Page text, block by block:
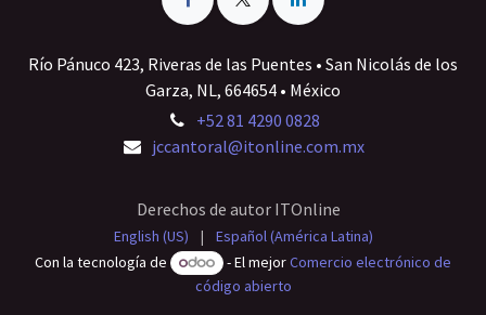
Río Pánuco 423, Riveras de las Puentes • San Nicolás de los
Garza, NL, 664654 • México
+52 81 4290 0828
jccantoral@itonline.com.mx
Derechos de autor ITOnline
English (US) |
Español (América Latina)
Con la tecnología de
- El mejorComercio electrónico de
código abierto